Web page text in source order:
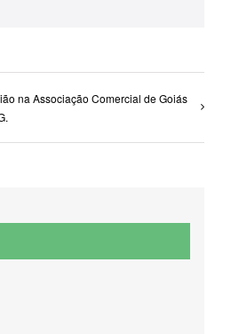
na Associação Comercial de Goiás